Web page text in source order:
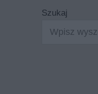
Szukaj